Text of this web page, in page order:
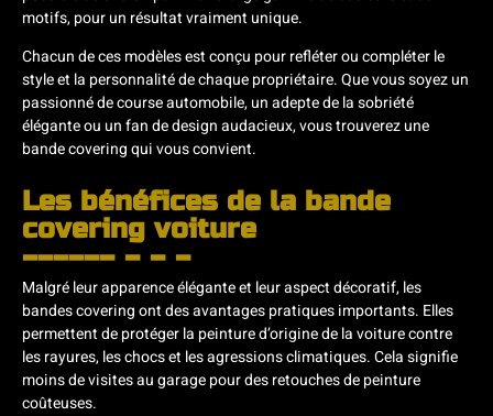
motifs, pour un résultat vraiment unique.
Chacun de ces modèles est conçu pour refléter ou compléter le
style et la personnalité de chaque propriétaire. Que vous soyez un
passionné de course automobile, un adepte de la sobriété
élégante ou un fan de design audacieux, vous trouverez une
bande covering qui vous convient.
Les bénéfices de la bande
covering voiture
Malgré leur apparence élégante et leur aspect décoratif, les
bandes covering ont des avantages pratiques importants. Elles
permettent de protéger la peinture d’origine de la voiture contre
les rayures, les chocs et les agressions climatiques. Cela signifie
moins de visites au garage pour des retouches de peinture
coûteuses.